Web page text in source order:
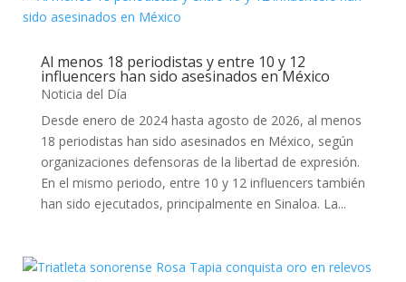
Al menos 18 periodistas y entre 10 y 12
influencers han sido asesinados en México
Noticia del Día
Desde enero de 2024 hasta agosto de 2026, al menos
18 periodistas han sido asesinados en México, según
organizaciones defensoras de la libertad de expresión.
En el mismo periodo, entre 10 y 12 influencers también
han sido ejecutados, principalmente en Sinaloa. La...